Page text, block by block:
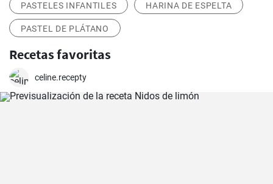
PASTELES INFANTILES HARINA DE ESPELTA
PASTEL DE PLÁTANO
Recetas favoritas
celine.recepty